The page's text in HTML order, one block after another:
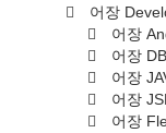
어장
어장
어장
어장
어장
어장